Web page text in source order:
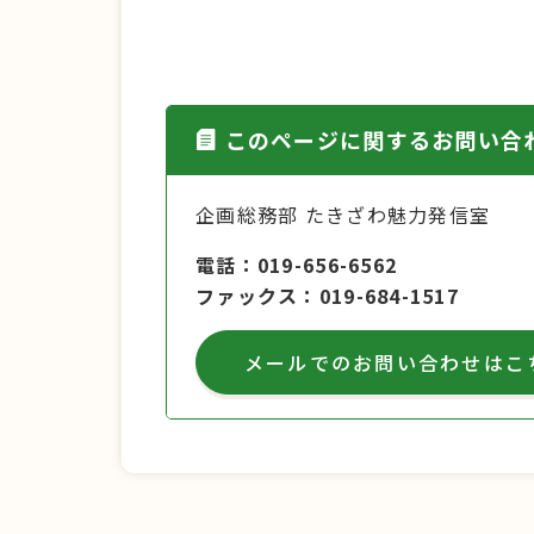
このページに関するお問い合
企画総務部 たきざわ魅力発信室
電話
019-656-6562
ファックス
019-684-1517
メールでのお問い合わせはこ